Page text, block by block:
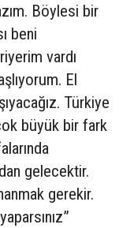
Böylesi bir
beni
vardı
El
Türkiye
büyük bir fark
gelecektir.
gerekir.